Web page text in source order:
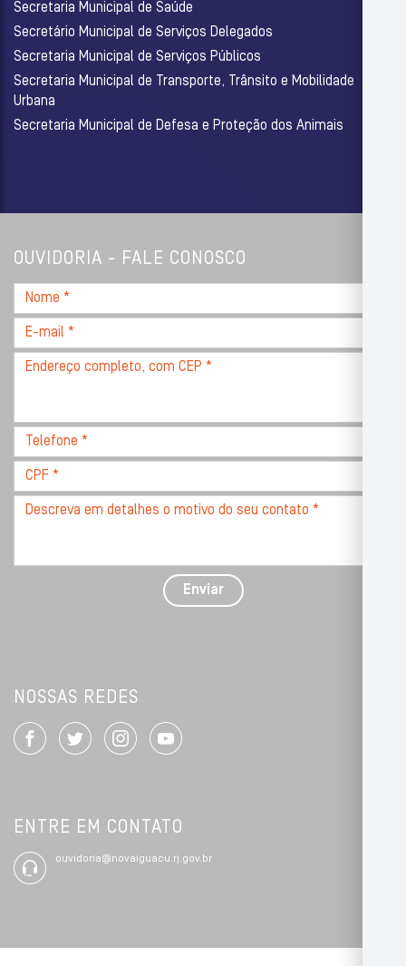
Secretaria Municipal de Saúde
Secretário Municipal de Serviços Delegados
Secretaria Municipal de Serviços Públicos
Secretaria Municipal de Transporte, Trânsito e Mobilidade
Urbana
Secretaria Municipal de Defesa e Proteção dos Animais
OUVIDORIA - FALE CONOSCO
Nome
*
E-
mail
Endereço
CEP
Telefone
*
CPF
*
Descreva
com
Enviar
NOSSAS REDES
ENTRE EM CONTATO
ouvidoria@novaiguacu.rj.gov.br